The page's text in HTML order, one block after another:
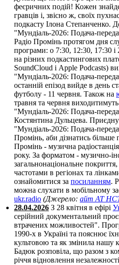
феєричних подій! Кожен
гравців і, звісно ж, своїх
подкасту Ілона Степанченко.
"Мундіаль-2026: Подача-
Радіо Промінь протягом дня
програми: о 7:30, 12:30, 17:30 і
на різних подкастингових
SoundCloud і Apple Podcasts)
"Мундіаль-2026: Подача-
останній епізод вийде в день
футболу - 11 червня. Також на
травня та червня
"Мундіаль-2026: Подача-
Костянтина Дульцева.
"Мундіаль-2026: Подача-
Промінь, аби дізнатись більше
Промінь - музична
року. За форматом - музично-
загальнонаціональне
частотами в регіонах та
ознайомитися за посиланням.
можна слухати в мобільному
ukr.radio (Джерело: айт АТ
28.04.2026 З 28 квітня в ефірі
серійний документальний
втрачених можливостей".
1990-х в Україні та пояснює
культовою та як змінила нашу
Бадюк розповіла, що разом з
річчя відновлення